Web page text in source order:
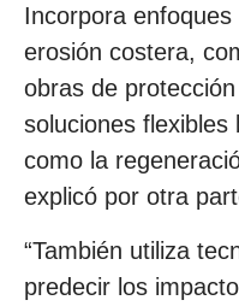
Incorpora
erosión costera,
obras de
soluciones flexibles
como la
explicó por otra
“También utiliza
predecir los